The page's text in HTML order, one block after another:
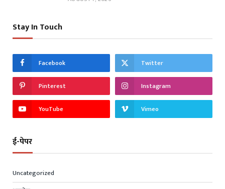
Stay In Touch
Facebook Twitter
Pinterest Instagram
YouTube Vimeo
ई-पेपर
Uncategorized